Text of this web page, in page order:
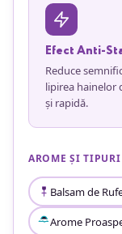
Efect Anti-
Reduce
lipirea hainelor
și rapidă.
AROME ȘI TIPURI
Balsam de
Arome